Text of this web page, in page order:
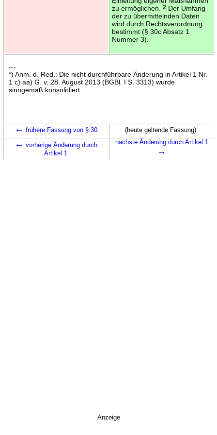
zu ermöglichen.
2Der Umfang
der zu übermittelnden Daten
wird durch Rechtsverordnung
bestimmt (§ 30c Absatz 1
Nummer 3).
---
*) Anm. d. Red.: Die nicht durchführbare Änderung in Artikel 1 Nr.
1 c) aa) G. v. 28. August 2013 (BGBl. I S. 3313) wurde
sinngemäß konsolidiert.
← frühere Fassung von § 30 (heute geltende Fassung)
← vorherige Änderung durch
Artikel 1
nächste Änderung durch Artikel 1
→
Anzeige